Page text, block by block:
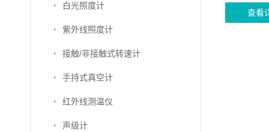
白光照度计
紫外线照度计
接触/非接触式转速计
手持式真空计
红外线测温仪
声级计
查看